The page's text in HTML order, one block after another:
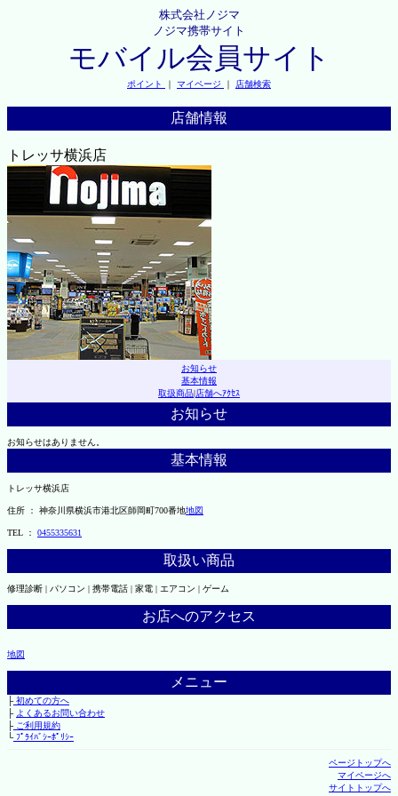
株式会社ノジマ
ノジマ携帯サイト
モバイル会員サイト
ポイント ｜ マイページ ｜ 店舗検索
店舗情報
トレッサ横浜店
お知らせ
基本情報
取扱商品|店舗へｱｸｾｽ
お知らせ
お知らせはありません。
基本情報
トレッサ横浜店
住所 ： 神奈川県横浜市港北区師岡町700番地地図
TEL ： 0455335631
取扱い商品
修理診断 | パソコン | 携帯電話 | 家電 | エアコン | ゲーム
お店へのアクセス
地図
メニュー
├初めての方へ
├ よくあるお問い合わせ
├ご利用規約
└ﾌﾟﾗｲﾊﾞｼｰﾎﾟﾘｼｰ
ページトップへ
マイページへ
サイトトップへ